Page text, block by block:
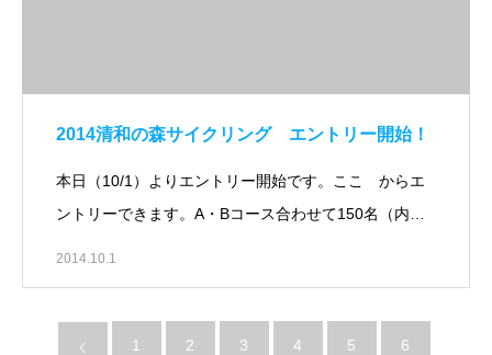
2014清和の森サイクリング エントリー開始！
本日（10/1）よりエントリー開始です。ここ からエ
ントリーできます。A・Bコース合わせて150名（内…
2014.10.1
1 2 3 4 5 6